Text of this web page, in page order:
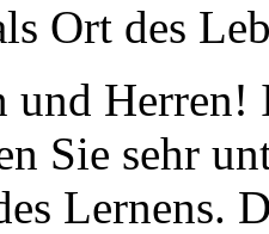
Ort des
und Herren!
Sie sehr
Lernens.